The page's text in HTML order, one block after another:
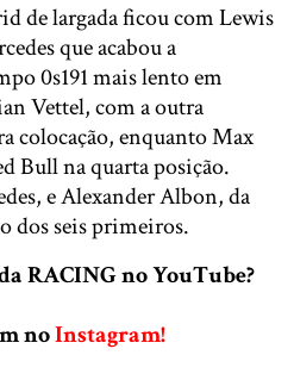
de largada ficou com Lewis
que acabou a
0s191 mais lento em
Vettel, com a outra
colocação, enquanto Max
Bull na quarta posição.
e Alexander Albon, da
dos seis primeiros.
RACING no YouTube?
noInstagram!